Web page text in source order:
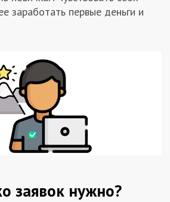
заработать первые деньги и
заявок нужно?